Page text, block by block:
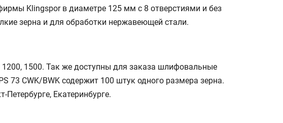
Klingspor в диаметре 125 мм с 8 отверстиями и без
зерна и для обработки нержавеющей стали.
1500. Так же доступны для заказа шлифовальные
73 CWK/BWK содержит 100 штук одного размера зерна.
Екатеринбурге.